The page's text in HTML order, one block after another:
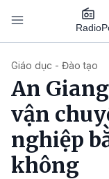
Nhảy đến nội dung
Radio
Giáo dục - Đào tạo
An
vận
nghiệp
không